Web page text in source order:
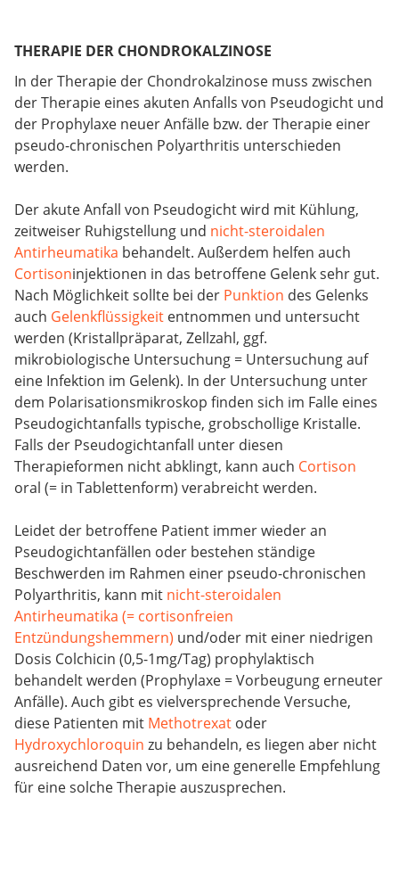
THERAPIE DER CHONDROKALZINOSE
In der Therapie der Chondrokalzinose muss zwischen
der Therapie eines akuten Anfalls von Pseudogicht und
der Prophylaxe neuer Anfälle bzw. der Therapie einer
pseudo-chronischen Polyarthritis unterschieden
werden.
Der akute Anfall von Pseudogicht wird mit Kühlung,
zeitweiser Ruhigstellung und nicht-steroidalen
Antirheumatika behandelt. Außerdem helfen auch
Cortisoninjektionen in das betroffene Gelenk sehr gut.
Nach Möglichkeit sollte bei der Punktion des Gelenks
auch Gelenkflüssigkeit entnommen und untersucht
werden (Kristallpräparat, Zellzahl, ggf.
mikrobiologische Untersuchung = Untersuchung auf
eine Infektion im Gelenk). In der Untersuchung unter
dem Polarisationsmikroskop finden sich im Falle eines
Pseudogichtanfalls typische, grobschollige Kristalle.
Falls der Pseudogichtanfall unter diesen
Therapieformen nicht abklingt, kann auch Cortison
oral (= in Tablettenform) verabreicht werden.
Leidet der betroffene Patient immer wieder an
Pseudogichtanfällen oder bestehen ständige
Beschwerden im Rahmen einer pseudo-chronischen
Polyarthritis, kann mit nicht-steroidalen
Antirheumatika (= cortisonfreien
Entzündungshemmern) und/oder mit einer niedrigen
Dosis Colchicin (0,5-1mg/Tag) prophylaktisch
behandelt werden (Prophylaxe = Vorbeugung erneuter
Anfälle). Auch gibt es vielversprechende Versuche,
diese Patienten mit Methotrexat oder
Hydroxychloroquin zu behandeln, es liegen aber nicht
ausreichend Daten vor, um eine generelle Empfehlung
für eine solche Therapie auszusprechen.